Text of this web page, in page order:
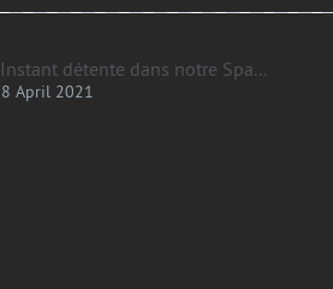
Instant détente dans notre Spa...
8 April 2021